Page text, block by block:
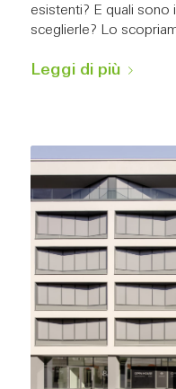
esistenti? E quali sono
sceglierle? Lo
Leggi di più